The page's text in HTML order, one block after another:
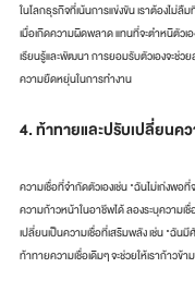
ในโลกธุรกิจที่เน้นการแข่งขัน เราต้องไม่ลืม
เมื่อเกิดความผิดพลาด แทนที่จะตำหนิตัวเ
เรียนรู้และพัฒนา การยอมรับตัวเองจะช่วย
ความยืดหยุ่นในการทำงาน
4. ท้าทายและปรับเปลี่ยนคว
ความเชื่อที่จำกัดตัวเองเช่น "ฉันไม่เก่งพอ
ความก้าวหน้าในอาชีพได้ ลองระบุความเ
เปลี่ยนเป็นความเชื่อที่เสริมพลัง เช่น "ฉัน
ท้าทายความเชื่อเดิมๆ จะช่วยให้เราก้าวข้